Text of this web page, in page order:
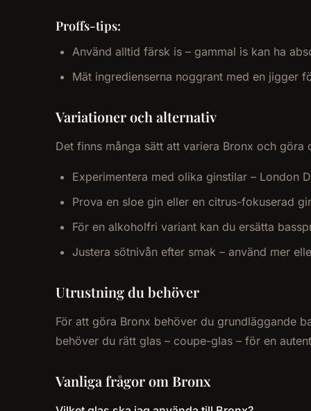
Proffs-tips:
Använd alltid färsk is – gammal is kan ha
Mät ingredienserna noggrant med en jigger
Variationer och alternativ
Det finns många sätt att variera Bronx och
Experimentera med olika ginstilar – London
Prova en sloe gin eller en citrus-fokuserad
För en alkoholfri variant kan du ersätta
Justera sötnivån efter smak – använd mer
Utrustning du behöver
För att göra Bronx behöver du grundläggande
behöver du rätt glas – coupe-glas – för en
Vanliga frågor om Bronx